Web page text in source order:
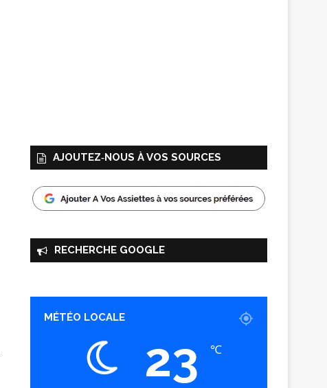
AJOUTEZ‑NOUS À VOS SOURCES
RECHERCHE GOOGLE
MÉTÉO LOCALE
23 ℃